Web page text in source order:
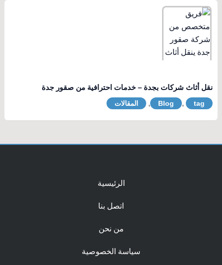
نقل أثاث شركات بجدة – خدمات احترافية من صقور جدة
Blog , tag
, المقالات
الرئيسية
اتصل بنا
من نحن
سياسة الخصوصية